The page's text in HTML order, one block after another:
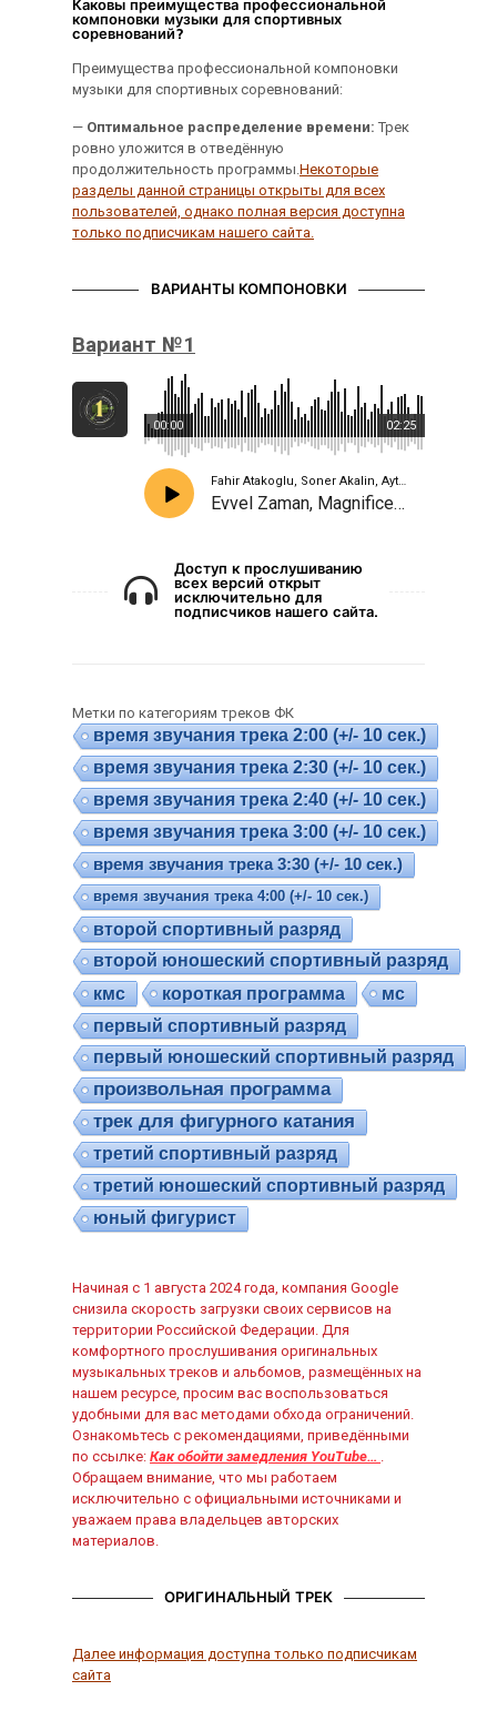
Каковы преимущества профессиональной
компоновки музыки для спортивных
соревнований?
Преимущества профессиональной компоновки
музыки для спортивных соревнований:
— Оптимальное распределение времени: Трек
ровно уложится в отведённую
продолжительность программы.Некоторые
разделы данной страницы открыты для всех
пользователей, однако полная версия доступна
только подписчикам нашего сайта.
ВАРИАНТЫ КОМПОНОВКИ
Вариант №1
02:25
00:00
Fahir Atakoglu, Soner Akalin, Aytekin Atas
Evvel Zaman, Magnificent Century Generic
Доступ к прослушиванию
всех версий открыт
исключительно для
подписчиков нашего сайта.
Метки по категориям треков ФК
время звучания трека 2:00 (+/- 10 сек.)
время звучания трека 2:30 (+/- 10 сек.)
время звучания трека 2:40 (+/- 10 сек.)
время звучания трека 3:00 (+/- 10 сек.)
время звучания трека 3:30 (+/- 10 сек.)
время звучания трека 4:00 (+/- 10 сек.)
второй спортивный разряд
второй юношеский спортивный разряд
кмс короткая программа
мс
первый спортивный разряд
первый юношеский спортивный разряд
произвольная программа
трек для фигурного катания
третий спортивный разряд
третий юношеский спортивный разряд
юный фигурист
Начиная с 1 августа 2024 года, компания Google
снизила скорость загрузки своих сервисов на
территории Российской Федерации. Для
комфортного прослушивания оригинальных
музыкальных треков и альбомов, размещённых на
нашем ресурсе, просим вас воспользоваться
удобными для вас методами обхода ограничений.
Ознакомьтесь с рекомендациями, приведёнными
по ссылке: Как обойти замедления YouTube… .
Обращаем внимание, что мы работаем
исключительно с официальными источниками и
уважаем права владельцев авторских
материалов.
ОРИГИНАЛЬНЫЙ ТРЕК
Далее информация доступна только подписчикам
сайта